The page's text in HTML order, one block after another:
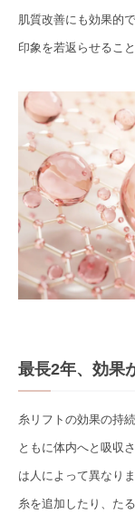
肌質改善にも効果的
印象を若返らせるこ
最長2年、効果
糸リフトの効果の持
ともに体内へと吸収
は人によって異なり
糸を追加したり、た